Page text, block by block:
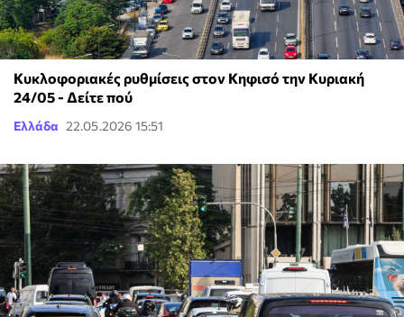
Κυκλοφοριακές ρυθμίσεις στον Κηφισό την Κυριακή
24/05 - Δείτε πού
Ελλάδα 22.05.2026 15:51